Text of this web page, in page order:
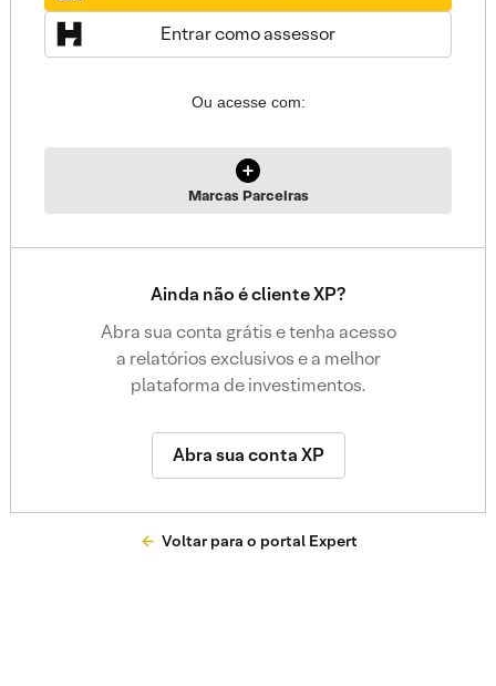
Entrar como assessor
Ou acesse com:
Marcas Parceiras
Ainda não é cliente XP?
Abra sua conta grátis e tenha acesso
a relatórios exclusivos e a melhor
plataforma de investimentos.
Abra sua conta XP
Voltar para o portal Expert